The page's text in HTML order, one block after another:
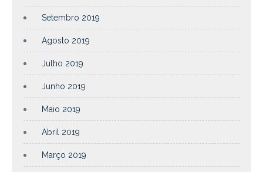
Setembro 2019
Agosto 2019
Julho 2019
Junho 2019
Maio 2019
Abril 2019
Março 2019